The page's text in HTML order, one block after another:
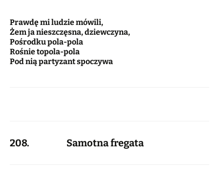
Prawdę mi ludzie mówili,
Żem ja nieszczęsna, dziewczyna,
Pośrodku pola-pola
Rośnie topola-pola
Pod nią partyzant spoczywa
208. Samotna fregata